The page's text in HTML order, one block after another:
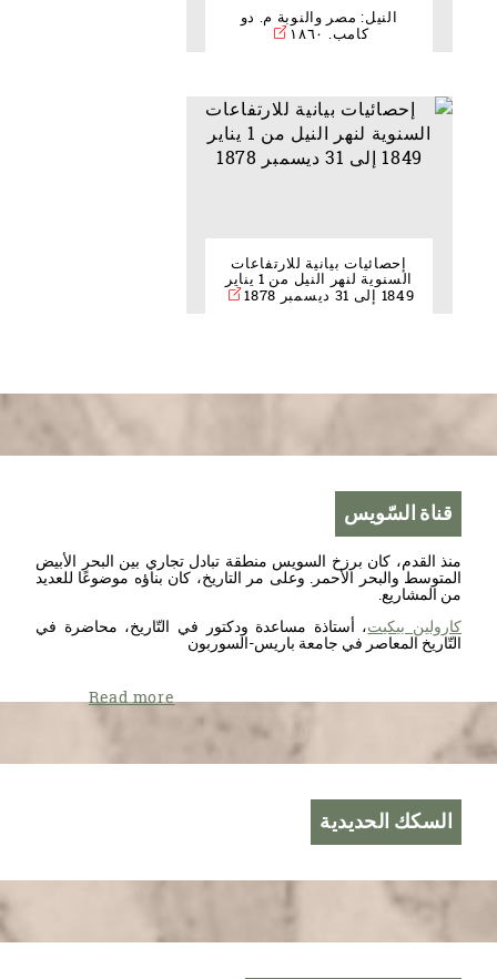
النيل: مصر والنوبة م. دو
كامب. ١٨٦٠
إحصائيات بيانية للارتفاعات
السنوية لنهر النيل من 1 يناير
1849 إلى 31 ديسمبر 1878
قناة السّويس
منذ القدم، كان برزخ السويس منطقة تبادل تجاري بين البحر الأبيض
المتوسط ​​والبحر الأحمر. وعلى مر التاريخ، كان بناؤه موضوعًا للعديد
من المشاريع.
كارولين بيكيت، أستاذة مساعدة ودكتور في التّاريخ، محاضرة في
التّاريخ المعاصر في جامعة باريس-السوربون
Read more
السكك الحديدية